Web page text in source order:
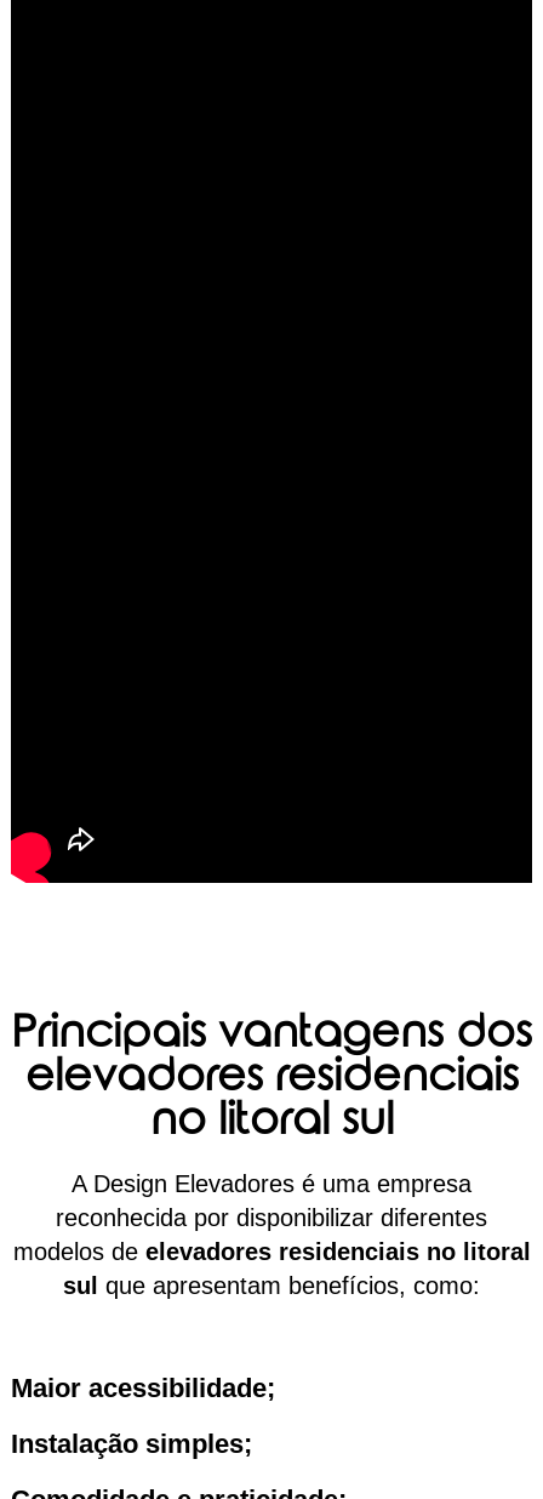
Principais vantagens dos
elevadores residenciais
no litoral sul
A Design Elevadores é uma empresa
reconhecida por disponibilizar diferentes
modelos de elevadores residenciais no litoral
sul que apresentam benefícios, como:
Maior acessibilidade;
Instalação simples;